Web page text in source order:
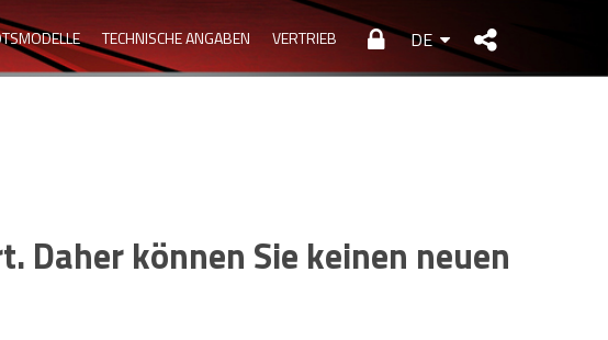
TECHNISCHE ANGABEN VERTRIEB DE
Daher können Sie keinen neuen